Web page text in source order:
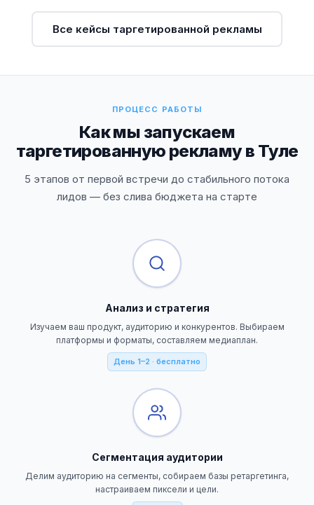
Все кейсы таргетированной рекламы
ПРОЦЕСС РАБОТЫ
Как мы запускаем
таргетированную рекламу в Туле
5 этапов от первой встречи до стабильного потока
лидов — без слива бюджета на старте
Анализ и стратегия
Изучаем ваш продукт, аудиторию и конкурентов. Выбираем
платформы и форматы, составляем медиаплан.
День 1–2 · бесплатно
Сегментация аудитории
Делим аудиторию на сегменты, собираем базы ретаргетинга,
настраиваем пиксели и цели.